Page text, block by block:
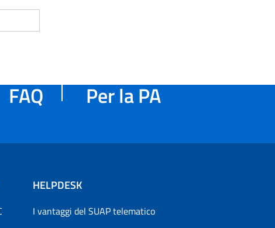
FAQ Per la PA
HELPDESK
I vantaggi del SUAP telematico